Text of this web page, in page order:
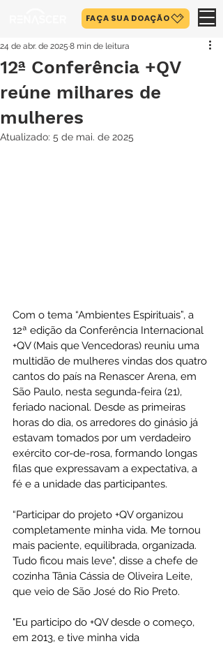
FAÇA SUA DOAÇÃO
12ª Conferência +QV
reúne milhares de
mulheres
24 de abr. de 2025 8 min de leitura
Atualizado: 5 de mai. de 2025
Com o tema “Ambientes Espirituais”, a
12ª edição da Conferência Internacional
+QV (Mais que Vencedoras) reuniu uma
multidão de mulheres vindas dos quatro
cantos do país na Renascer Arena, em
São Paulo, nesta segunda-feira (21),
feriado nacional. Desde as primeiras
horas do dia, os arredores do ginásio já
estavam tomados por um verdadeiro
exército cor-de-rosa, formando longas
filas que expressavam a expectativa, a
fé e a unidade das participantes.
“Participar do projeto +QV organizou
completamente minha vida. Me tornou
mais paciente, equilibrada, organizada.
Tudo ficou mais leve", disse a chefe de
cozinha Tânia Cássia de Oliveira Leite,
que veio de São José do Rio Preto.
"Eu participo do +QV desde o começo,
em 2013, e tive minha vida